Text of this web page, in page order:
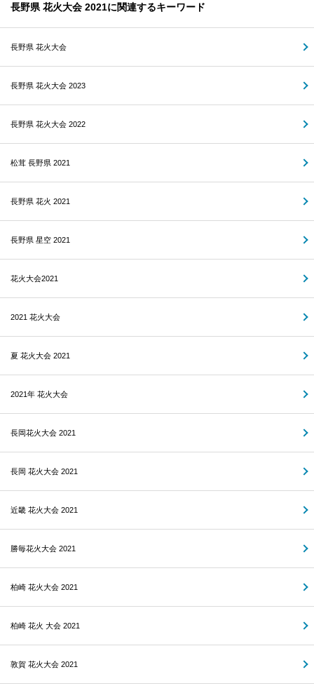
長野県 花火大会 2021に関連するキーワード
長野県 花火大会
長野県 花火大会 2023
長野県 花火大会 2022
松茸 長野県 2021
長野県 花火 2021
長野県 星空 2021
花火大会2021
2021 花火大会
夏 花火大会 2021
2021年 花火大会
長岡花火大会 2021
長岡 花火大会 2021
近畿 花火大会 2021
勝毎花火大会 2021
柏崎 花火大会 2021
柏崎 花火 大会 2021
敦賀 花火大会 2021